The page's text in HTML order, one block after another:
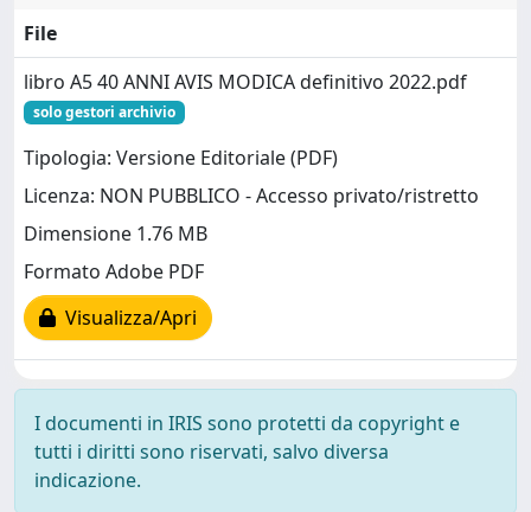
File
libro A5 40 ANNI AVIS MODICA definitivo 2022.pdf
solo gestori archivio
Tipologia: Versione Editoriale (PDF)
Licenza: NON PUBBLICO - Accesso privato/ristretto
Dimensione 1.76 MB
Formato Adobe PDF
Visualizza/Apri
I documenti in IRIS sono protetti da copyright e
tutti i diritti sono riservati, salvo diversa
indicazione.